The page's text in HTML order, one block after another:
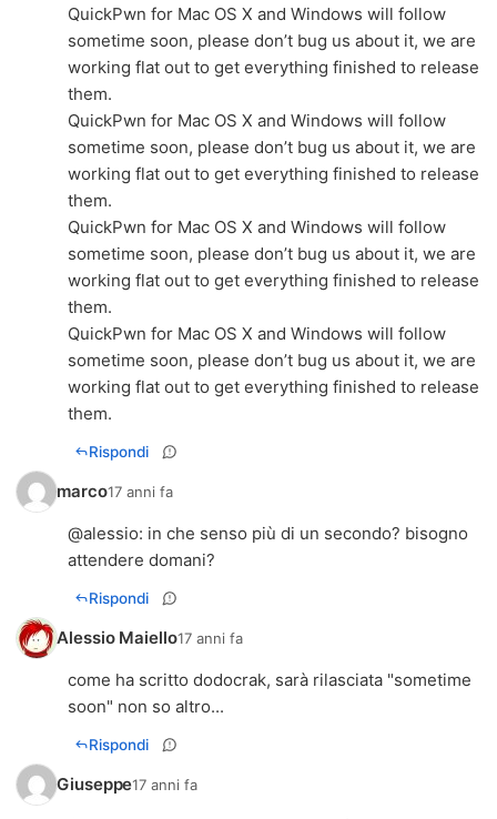
QuickPwn for Mac OS X and Windows will follow
sometime soon, please don’t bug us about it, we are
working flat out to get everything finished to release
them.
QuickPwn for Mac OS X and Windows will follow
sometime soon, please don’t bug us about it, we are
working flat out to get everything finished to release
them.
QuickPwn for Mac OS X and Windows will follow
sometime soon, please don’t bug us about it, we are
working flat out to get everything finished to release
them.
QuickPwn for Mac OS X and Windows will follow
sometime soon, please don’t bug us about it, we are
working flat out to get everything finished to release
them.
Rispondi
marco17 anni fa
@alessio: in che senso più di un secondo? bisogno
attendere domani?
Rispondi
Alessio Maiello17 anni fa
come ha scritto dodocrak, sarà rilasciata "sometime
soon" non so altro...
Rispondi
Giuseppe17 anni fa